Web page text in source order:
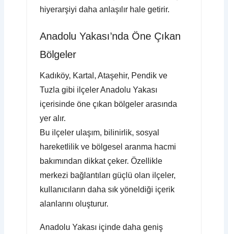
hiyerarşiyi daha anlaşılır hale getirir.
Anadolu Yakası’nda Öne Çıkan
Bölgeler
Kadıköy, Kartal, Ataşehir, Pendik ve
Tuzla gibi ilçeler Anadolu Yakası
içerisinde öne çıkan bölgeler arasında
yer alır.
Bu ilçeler ulaşım, bilinirlik, sosyal
hareketlilik ve bölgesel aranma hacmi
bakımından dikkat çeker. Özellikle
merkezi bağlantıları güçlü olan ilçeler,
kullanıcıların daha sık yöneldiği içerik
alanlarını oluşturur.
Anadolu Yakası içinde daha geniş